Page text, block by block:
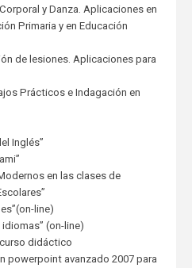
y Danza. Aplicaciones en
Primaria y en Educación
de lesiones. Aplicaciones para
Prácticos e Indagación en
Inglés”
en las clases de
line)
idiomas” (on-line)
didáctico
powerpoint avanzado 2007 para